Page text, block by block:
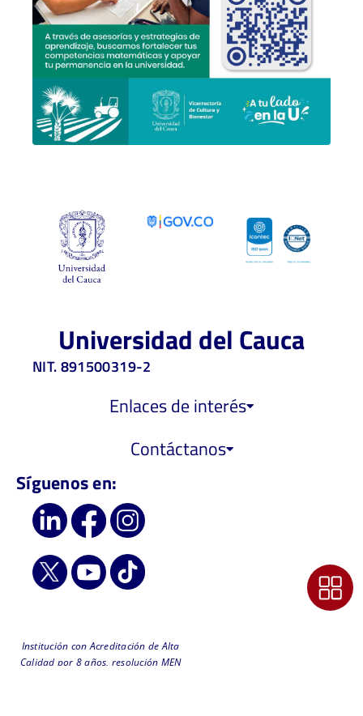
Universidad del Cauca
NIT. 891500319-2
Enlaces de interés
Contáctanos
Síguenos en:
Institución con Acreditación de Alta
Calidad por 8 años, resolución MEN